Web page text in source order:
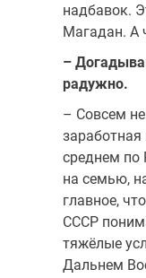
надбавок.
Магадан. А
–
радужно.
– Совсем
среднем по
на семью,
главное,
СССР
тяжёлые
Дальнем